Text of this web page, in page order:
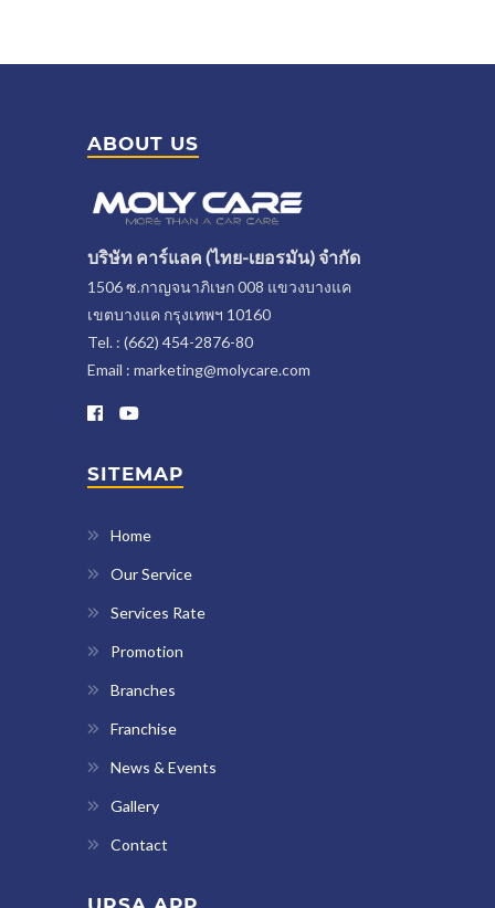
ABOUT US
บริษัท คาร์แลค (ไทย-เยอรมัน) จำกัด
1506 ซ.กาญจนาภิเษก 008 แขวงบางแค
เขตบางแค กรุงเทพฯ 10160
Tel. : (662) 454-2876-80
Email : marketing@molycare.com
SITEMAP
Home
Our Service
Services Rate
Promotion
Branches
Franchise
News & Events
Gallery
Contact